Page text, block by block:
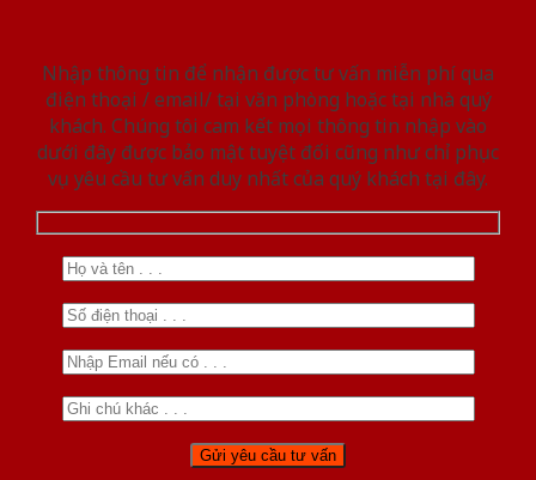
Nhập thông tin để nhận được tư vấn miễn phí qua
điện thoại / email/ tại văn phòng hoặc tại nhà quý
khách. Chúng tôi cam kết mọi thông tin nhập vào
dưới đây được bảo mật tuyệt đối cũng như chỉ phục
vụ yêu cầu tư vấn duy nhất của quý khách tại đây.